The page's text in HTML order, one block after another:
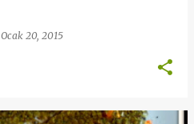
Ocak 20, 2015